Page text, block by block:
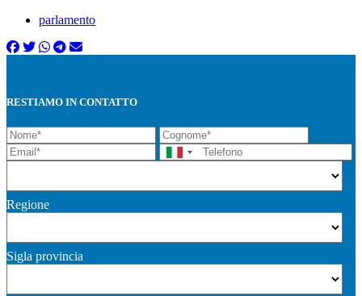
parlamento
RESTIAMO IN CONTATTO
Regione
Sigla provincia